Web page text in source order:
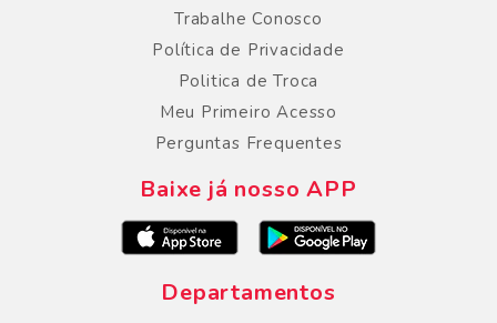
Trabalhe Conosco
Política de Privacidade
Politica de Troca
Meu Primeiro Acesso
Perguntas Frequentes
Baixe já nosso APP
Departamentos